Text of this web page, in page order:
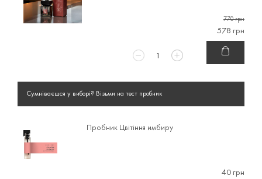
770 грн
578 грн
Сумніваєшся у виборі? Візьми на тест пробник
Пробник Цвітіння имбиру
40 грн